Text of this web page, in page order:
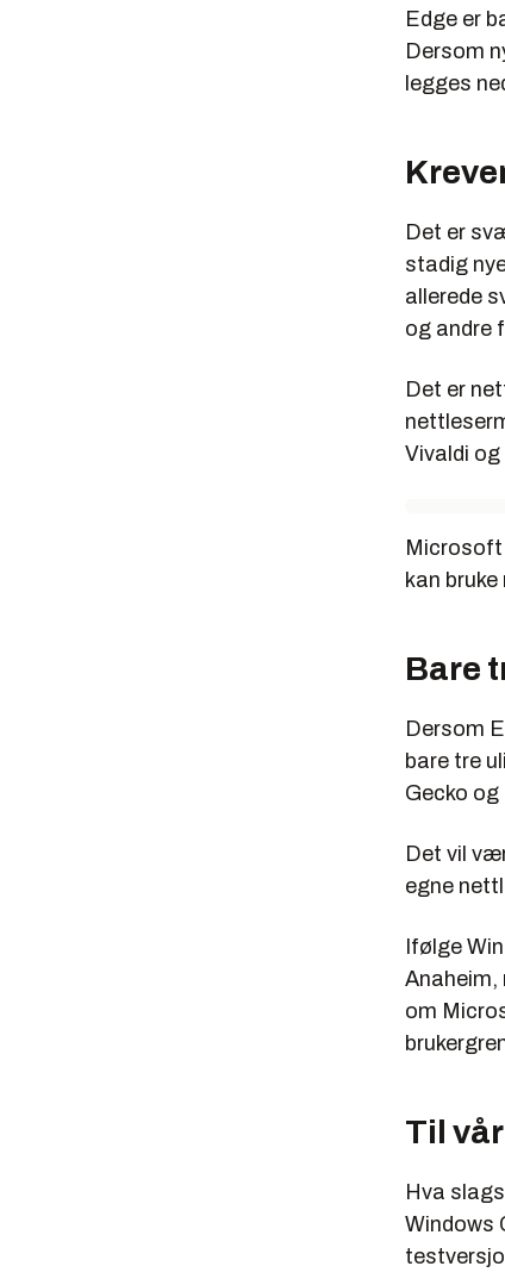
Edge er
Dersom
legges
Det er
stadig
allerede
og andre
Det er
Vivaldi og
Microsoft
kan
Bare
Dersom
bare tre
Gecko
Det vil
egne
Ifølge
om
Til
Hva
Windows